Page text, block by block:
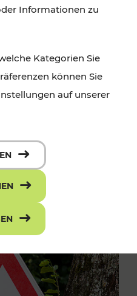
Informationen zu
Kategorien Sie
können Sie
auf unserer